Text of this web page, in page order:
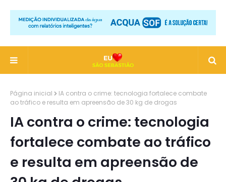
Página inicial
IA contra o crime: tecnologia fortalece combate
ao tráfico e resulta em apreensão de 30 kg de drogas
IA contra o crime: tecnologia
fortalece combate ao tráfico
e resulta em apreensão de